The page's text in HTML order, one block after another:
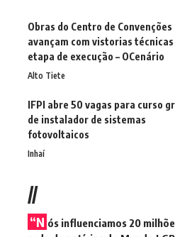
Obras do Centro de Convenções
avançam com vistorias técnicas
etapa de execução – OCenário
Alto Tiete
IFPI abre 50 vagas para curso
de instalador de sistemas
fotovoltaicos
Inhaí
//
“N ós influenciamos 20